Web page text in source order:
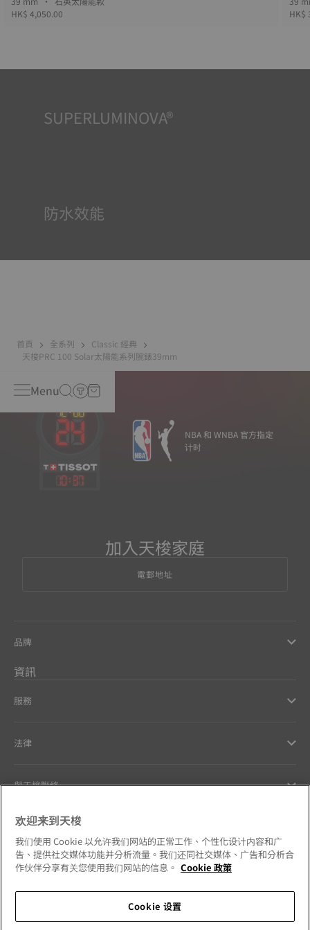
HK$ 4,050.00
HK$
SUPERLUMINOVA®
防水效能
首頁 全系列
Classic 經典
天梭PRC 100 Solar太陽能系列腕錶39mm
Menu
10: 37
NBA 和 WNBA 官方指定
计时
加入天梭家庭
電郵地址
品牌
資訊
服務
法律
與天梭聯絡
Our commitments
欢迎来到天梭
我们使用 Cookie 以允许我们网站的正常工作、个性化设计内容和广
告、提供社交媒体功能并分析流量。我们还同社交媒体、广告和分析合
作伙伴分享有关您使用我们网站的信息。 Cookie 政策
Cookie 设置